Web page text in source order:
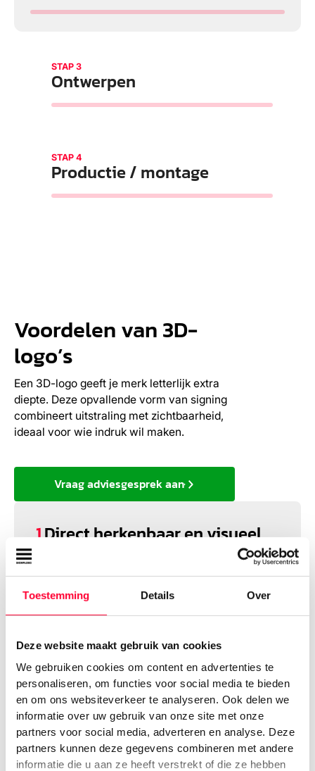
Toestemming Details Over
Deze website maakt gebruik van cookies
We gebruiken cookies om content en advertenties te
personaliseren, om functies voor social media te bieden
en om ons websiteverkeer te analyseren. Ook delen we
informatie over uw gebruik van onze site met onze
partners voor social media, adverteren en analyse. Deze
partners kunnen deze gegevens combineren met andere
informatie die u aan ze heeft verstrekt of die ze hebben
STAP 3
Ontwerpen
STAP 4
Productie / montage
Voordelen van 3D-
logo’s
Een 3D-logo geeft je merk letterlijk extra
diepte. Deze opvallende vorm van signing
combineert uitstraling met zichtbaarheid,
ideaal voor wie indruk wil maken.
Vraag adviesgesprek aan
1.Direct herkenbaar en visueel
voorbijgangers en bezoekers.
2.Professionele en luxe
uitstraling
Een 3D-logo straalt kwaliteit en
betrouwbaarheid uit. Perfect voor gevels,
ontvangstruimtes of showrooms waar je je
merk sterk wilt neerzetten.